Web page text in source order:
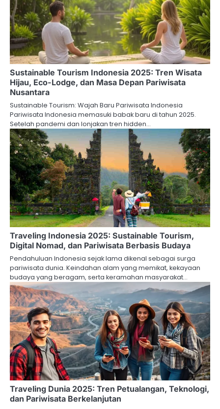
Sustainable Tourism Indonesia 2025: Tren Wisata
Hijau, Eco-Lodge, dan Masa Depan Pariwisata
Nusantara
Sustainable Tourism: Wajah Baru Pariwisata Indonesia
Pariwisata Indonesia memasuki babak baru di tahun 2025.
Setelah pandemi dan lonjakan tren hidden…
Traveling Indonesia 2025: Sustainable Tourism,
Digital Nomad, dan Pariwisata Berbasis Budaya
Pendahuluan Indonesia sejak lama dikenal sebagai surga
pariwisata dunia. Keindahan alam yang memikat, kekayaan
budaya yang beragam, serta keramahan masyarakat…
Traveling Dunia 2025: Tren Petualangan, Teknologi,
dan Pariwisata Berkelanjutan